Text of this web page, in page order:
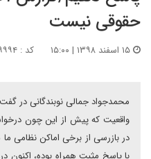
حقوقی نیست
کد : ۱۹۸۹۹۹۴
محمدجواد جمالی نوبندگانی در گفت
واقعیت که پیش از این چون
در بازرسی از برخی اماکن نظامی
با پاسخ مثبت همراه بوده، اکنون